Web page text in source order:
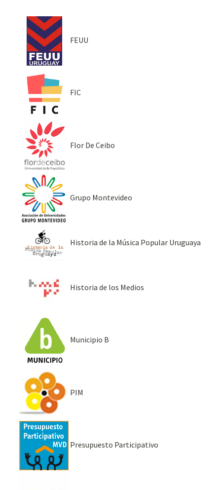
FEUU
FIC
Flor De Ceibo
Grupo Montevideo
Historia de la Música Popular Uruguaya
Historia de los Medios
Municipio B
PIM
Presupuesto Participativo